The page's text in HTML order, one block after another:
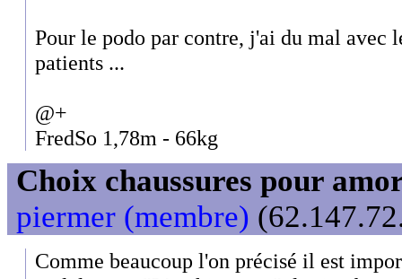
Pour le podo par contre, j'ai du mal avec
patients ...
@+
FredSo 1,78m - 66kg
Choix chaussures pour
piermer (membre)
Comme beaucoup l'on précisé il est